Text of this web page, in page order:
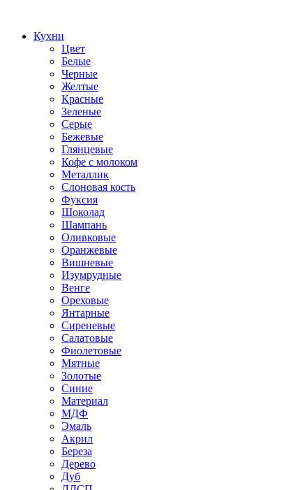
Кухни
Цвет
Белые
Черные
Желтые
Красные
Зеленые
Серые
Бежевые
Глянцевые
Кофе с молоком
Металлик
Слоновая кость
Фуксия
Шоколад
Шампань
Оливковые
Оранжевые
Вишневые
Изумрудные
Венге
Ореховые
Янтарные
Сиреневые
Салатовые
Фиолетовые
Мятные
Золотые
Синие
Материал
МДФ
Эмаль
Акрил
Береза
Дерево
Дуб